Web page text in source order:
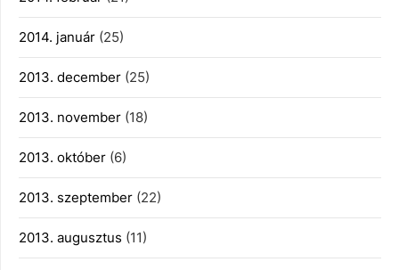
2014. január (25)
2013. december (25)
2013. november (18)
2013. október (6)
2013. szeptember (22)
2013. augusztus (11)